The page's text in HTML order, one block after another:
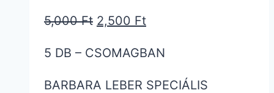
5,000Ft Original
was:
5,000 Ft.
2,500 FtCurrent
is:
2,500 Ft.
5 DB – CSOMAGBAN
BARBARA LEBER SPECIÁLIS